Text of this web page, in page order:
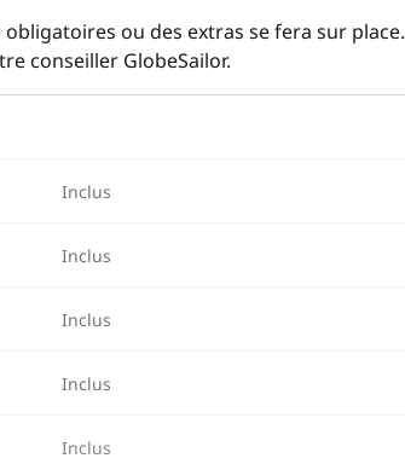
ou des extras se fera sur place.
conseiller GlobeSailor.
Inclus
Inclus
Inclus
Inclus
Inclus